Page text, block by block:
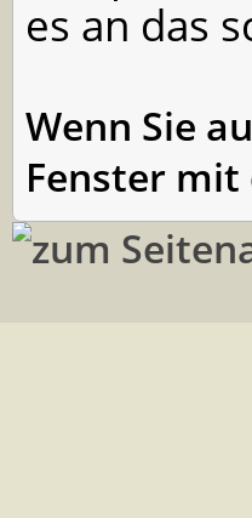
es an das
Wenn Sie
Fenster